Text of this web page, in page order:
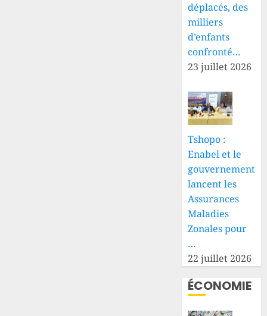
déplacés, des
milliers
d’enfants
confronté…
23 juillet 2026
Tshopo :
Enabel et le
gouvernement
lancent les
Assurances
Maladies
Zonales pour
…
22 juillet 2026
ÉCONOMIE